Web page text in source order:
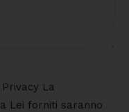
La
Lei forniti saranno